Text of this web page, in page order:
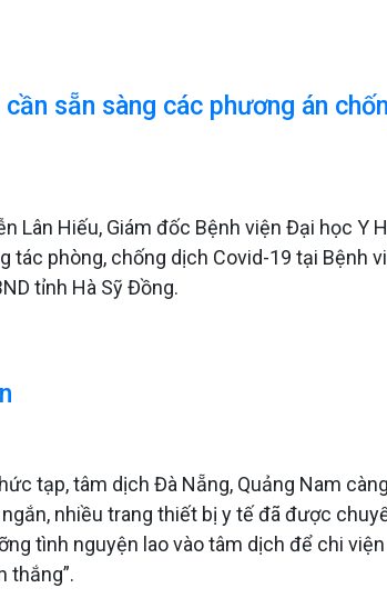
sẵn sàng các phương án
Lân Hiếu, Giám đốc Bệnh viện Đại học Y
tác phòng, chống dịch Covid-19 tại Bệnh
tỉnh Hà Sỹ Đồng.
tạp, tâm dịch Đà Nẵng, Quảng Nam
nhiều trang thiết bị y tế đã được
tình nguyện lao vào tâm dịch để chi
thắng”.